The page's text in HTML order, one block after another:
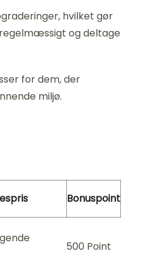
hvilket gør
og deltage
for dem, der
miljø.
Bonuspoint
500 Point